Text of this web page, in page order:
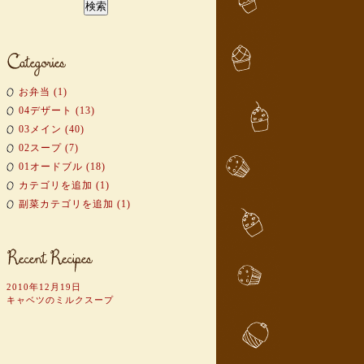
お弁当 (1)
04デザート (13)
03メイン (40)
02スープ (7)
01オードブル (18)
カテゴリを追加 (1)
副菜カテゴリを追加 (1)
2010年12月19日
キャベツのミルクスープ